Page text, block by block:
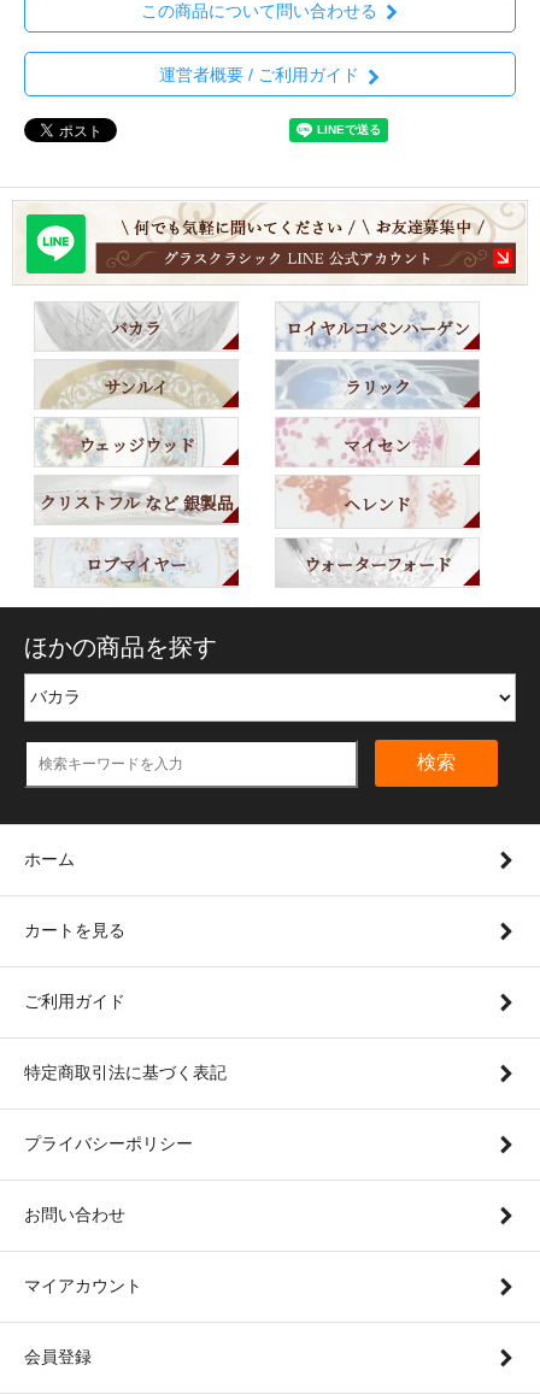
この商品について問い合わせる
運営者概要 / ご利用ガイド
バカラ ロイヤルコペンハーゲン
サンルイ ラリック
ウェッジウッド マイセン
クリストフル など 銀製品 ヘレンド
ロブマイヤー ウォーターフォード
ほかの商品を探す
検索
ホーム
カートを見る
ご利用ガイド
特定商取引法に基づく表記
プライバシーポリシー
お問い合わせ
マイアカウント
会員登録